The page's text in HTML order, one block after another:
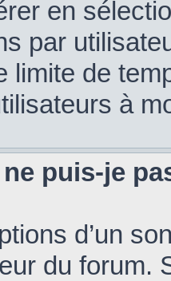
en
par
limite de
à
puis-je
d’un
du forum.